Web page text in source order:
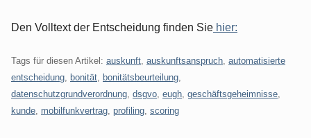
Den Volltext der Entscheidung finden Sie hier:
Tags für diesen Artikel: auskunft auskunftsanspruch automatisierte
entscheidung
bonität bonitätsbeurteilung
datenschutzgrundverordnung dsgvo eugh geschäftsgeheimnisse
kunde mobilfunkvertrag profiling scoring